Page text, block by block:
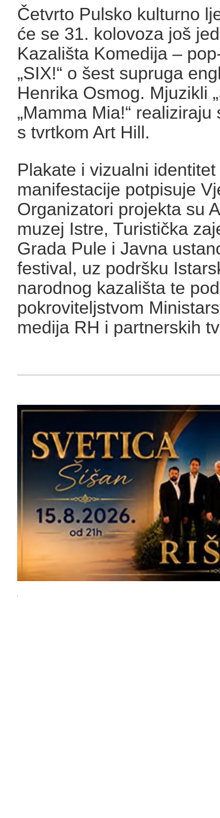
Četvrto Pulsko kulturno
će se 31. kolovoza još
Kazališta Komedija –
„SIX!“ o šest supruga
Henrika Osmog. Mjuzikli
„Mamma Mia!“
s tvrtkom Art Hill.
Plakate i vizualni identitet
manifestacije potpisuje
Organizatori projekta su
muzej Istre, Turistička
Grada Pule i Javna
festival, uz podršku
narodnog kazališta te pod
pokroviteljstvom
medija RH i partnerskih